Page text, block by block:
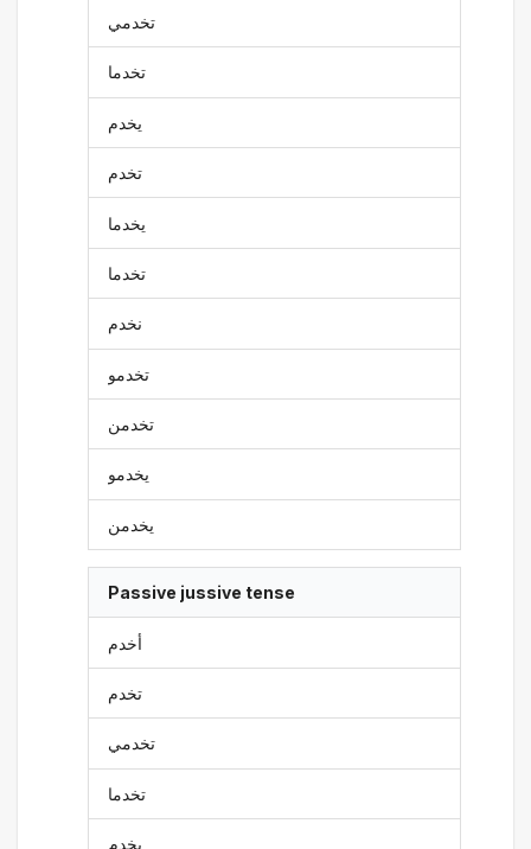
تخدمي
تخدما
يخدم
تخدم
يخدما
تخدما
نخدم
تخدمو
تخدمن
يخدمو
يخدمن
Passive jussive tense
أخدم
تخدم
تخدمي
تخدما
يخدم